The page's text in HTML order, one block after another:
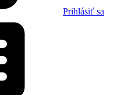
Prihlásiť sa